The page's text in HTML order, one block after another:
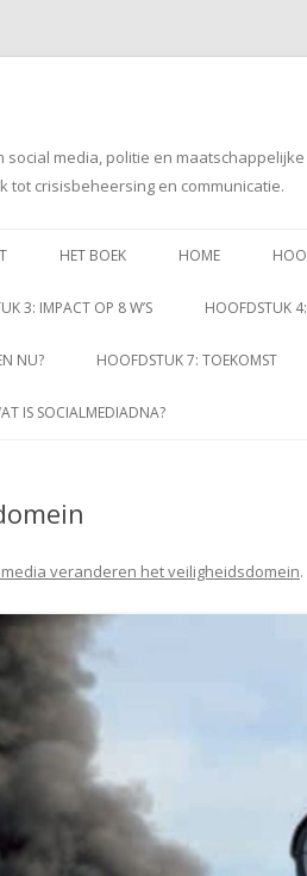
social media, politie en
tot crisisbeheersing en communicatie.
naar
HET BOEK HOME
3: IMPACT OP 8 W’S HOOFDSTUK
NU? HOOFDSTUK 7: TOEKOMST
IS SOCIALMEDIADNA?
media veranderen het veiligheidsdomein.